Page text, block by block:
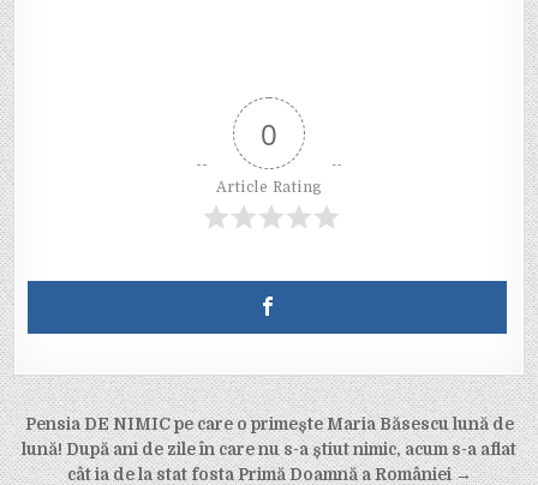
0
Article Rating
Post
navigation
Pensia DE NIMIC pe care o primește Maria Băsescu lună de
lună! După ani de zile în care nu s-a știut nimic, acum s-a aflat
cât ia de la stat fosta Primă Doamnă a României →